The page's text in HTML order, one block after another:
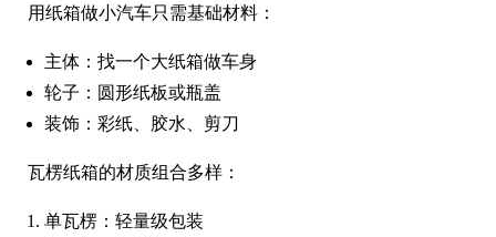
用纸箱做小汽车只需基础材料：
主体：找一个大纸箱做车身
轮子：圆形纸板或瓶盖
装饰：彩纸、胶水、剪刀
瓦楞纸箱的材质组合多样：
单瓦楞：轻量级包装